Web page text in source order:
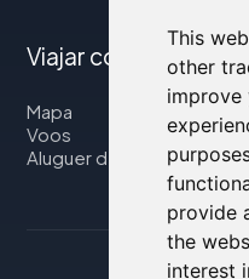
This
other
improve
provide
the
interest
Viajar connosco
Mapa
Voos
Aluguer de automóveis